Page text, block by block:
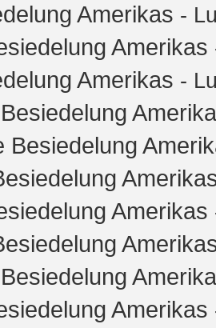
Amerikas -
Amerikas
Amerikas -
Besiedelung
Amerikas
Amerikas